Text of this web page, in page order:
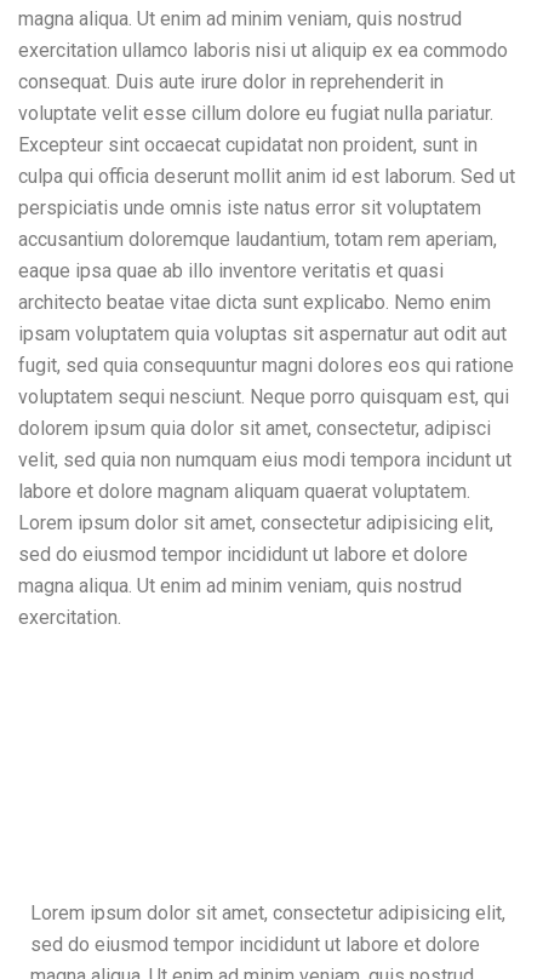
magna aliqua. Ut enim ad minim veniam, quis nostrud
exercitation ullamco laboris nisi ut aliquip ex ea commodo
consequat. Duis aute irure dolor in reprehenderit in
voluptate velit esse cillum dolore eu fugiat nulla pariatur.
Excepteur sint occaecat cupidatat non proident, sunt in
culpa qui officia deserunt mollit anim id est laborum. Sed ut
perspiciatis unde omnis iste natus error sit voluptatem
accusantium doloremque laudantium, totam rem aperiam,
eaque ipsa quae ab illo inventore veritatis et quasi
architecto beatae vitae dicta sunt explicabo. Nemo enim
ipsam voluptatem quia voluptas sit aspernatur aut odit aut
fugit, sed quia consequuntur magni dolores eos qui ratione
voluptatem sequi nesciunt. Neque porro quisquam est, qui
dolorem ipsum quia dolor sit amet, consectetur, adipisci
velit, sed quia non numquam eius modi tempora incidunt ut
labore et dolore magnam aliquam quaerat voluptatem.
Lorem ipsum dolor sit amet, consectetur adipisicing elit,
sed do eiusmod tempor incididunt ut labore et dolore
magna aliqua. Ut enim ad minim veniam, quis nostrud
exercitation.
Lorem ipsum dolor sit amet, consectetur adipisicing elit,
sed do eiusmod tempor incididunt ut labore et dolore